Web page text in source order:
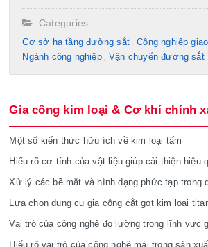
Categories:
Cơ sở hạ tầng đường sắt
Công nghiệp
Ngành công nghiệp
Vận chuyển đường sắt
Gia công kim loại & Cơ khí chính
Một số kiến thức hữu ích về kim loại tấm
Hiểu rõ cơ tính của vật liệu giúp cải thiện hiệu
Xử lý các bề mặt và hình dạng phức tạp trong
Lựa chọn dụng cụ gia công cắt gọt kim loại
Vai trò của công nghệ đo lường trong lĩnh vực
Hiểu rõ vai trò của công nghệ mài trong sản